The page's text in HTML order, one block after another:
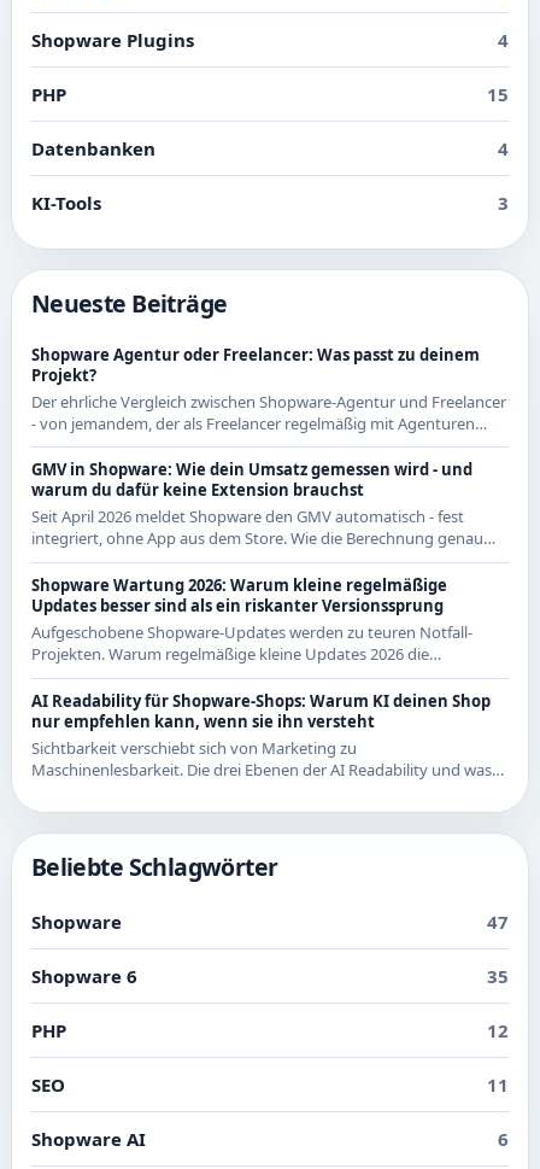
Shopware Plugins 4
PHP 15
Datenbanken 4
KI-Tools 3
Neueste Beiträge
Shopware Agentur oder Freelancer: Was passt zu deinem
Projekt?
Der ehrliche Vergleich zwischen Shopware-Agentur und Freelancer
- von jemandem, der als Freelancer regelmäßig mit Agenturen
zusammenarbeitet und beide Seiten kennt.
GMV in Shopware: Wie dein Umsatz gemessen wird - und
warum du dafür keine Extension brauchst
Seit April 2026 meldet Shopware den GMV automatisch - fest
integriert, ohne App aus dem Store. Wie die Berechnung genau
funktioniert und was das für CE-Händler bedeutet.
Shopware Wartung 2026: Warum kleine regelmäßige
Updates besser sind als ein riskanter Versionssprung
Aufgeschobene Shopware-Updates werden zu teuren Notfall-
Projekten. Warum regelmäßige kleine Updates 2026 die
wirtschaftlichere Strategie sind - mit Beispielen aus den letzten
Releases.
AI Readability für Shopware-Shops: Warum KI deinen Shop
nur empfehlen kann, wenn sie ihn versteht
Sichtbarkeit verschiebt sich von Marketing zu
Maschinenlesbarkeit. Die drei Ebenen der AI Readability und was
Beliebte Schlagwörter
Shopware 47
Shopware 6 35
PHP 12
SEO 11
Shopware AI 6